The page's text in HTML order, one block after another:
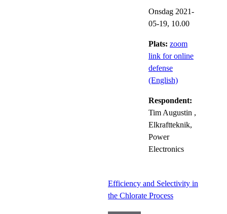
Onsdag 2021-
05-19, 10.00
Plats: zoom
link for online
defense
(English)
Respondent:
Tim Augustin ,
Elkraftteknik,
Power
Electronics
Efficiency and Selectivity in
the Chlorate Process